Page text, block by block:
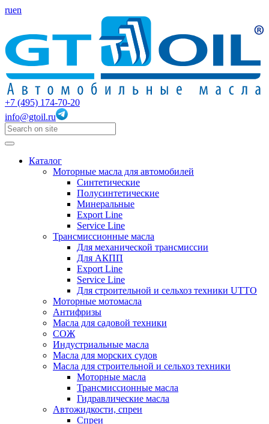
ruen
+7 (495) 174-70-20
info@gtoil.ru
Каталог
Моторные масла для автомобилей
Синтетические
Полусинтетические
Минеральные
Export Line
Service Line
Трансмиссионные масла
Для механической трансмиссии
Для АКПП
Export Line
Service Line
Для строительной и сельхоз техники UTTO
Моторные мотомасла
Антифризы
Масла для садовой техники
СОЖ
Индустриальные масла
Масла для морских судов
Масла для строительной и сельхоз техники
Моторные масла
Трансмиссионные масла
Гидравлические масла
Автожидкости, спреи
Спреи